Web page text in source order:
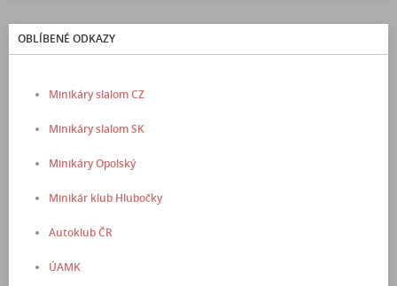
OBLÍBENÉ ODKAZY
Minikáry slalom CZ
Minikáry slalom SK
Minikáry Opolský
Minikár klub Hlubočky
Autoklub ČR
ÚAMK